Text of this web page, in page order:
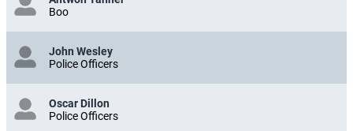
Boo
John Wesley
Police Officers
Oscar Dillon
Police Officers